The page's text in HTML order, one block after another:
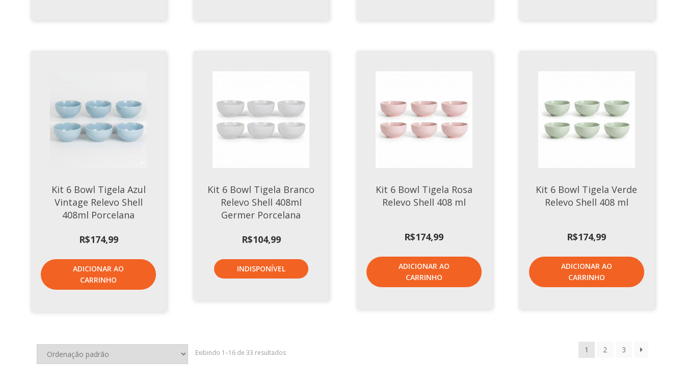
Kit 6 Bowl Tigela Azul
Vintage Relevo Shell
408ml Porcelana
R$174,99
ADICIONAR AO
CARRINHO
Kit 6 Bowl Tigela Branco
Relevo Shell 408ml
Germer Porcelana
R$104,99
INDISPONÍVEL
Kit 6 Bowl Tigela Rosa
Relevo Shell 408 ml
R$174,99
ADICIONAR AO
CARRINHO
Kit 6 Bowl Tigela Verde
Relevo Shell 408 ml
R$174,99
ADICIONAR AO
CARRINHO
Exibindo 1–16 de 33 resultados 1 2 3